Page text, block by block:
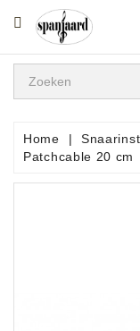
CATEGORIE
Home
In
De
Home
Patchcable 20 cm